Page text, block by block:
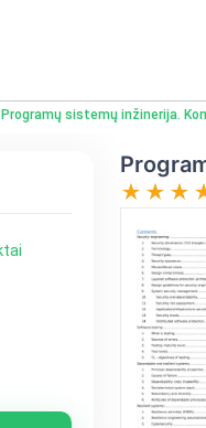
Programų sistemų inžinerija.